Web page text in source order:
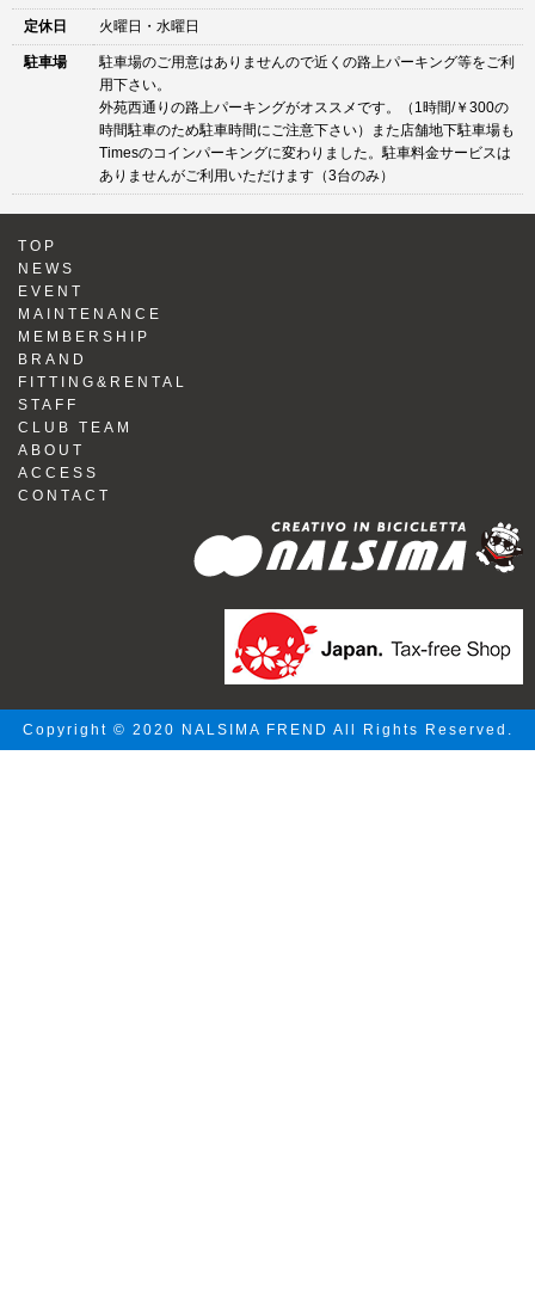
定休日 火曜日・水曜日
駐車場
駐車場のご用意はありませんので近くの路上パーキング等をご利
用下さい。
外苑西通りの路上パーキングがオススメです。（1時間/￥300の
時間駐車のため駐車時間にご注意下さい）また店舗地下駐車場も
Timesのコインパーキングに変わりました。駐車料金サービスは
ありませんがご利用いただけます（3台のみ）
TOP
NEWS
EVENT
MAINTENANCE
MEMBERSHIP
BRAND
FITTING&RENTAL
STAFF
CLUB TEAM
ABOUT
ACCESS
CONTACT
Copyright © 2020 NALSIMA FREND All Rights Reserved.